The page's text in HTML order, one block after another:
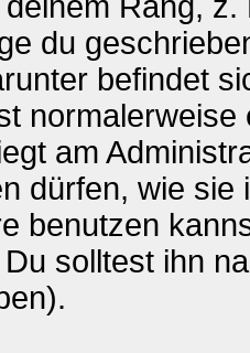
du
befindet
am
dürfen, wie
benutzen
solltest ihn